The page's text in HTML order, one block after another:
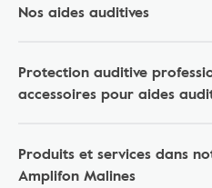
Nos aides auditives
Protection auditive
accessoires pour aides
Produits et services dans
Amplifon Malines